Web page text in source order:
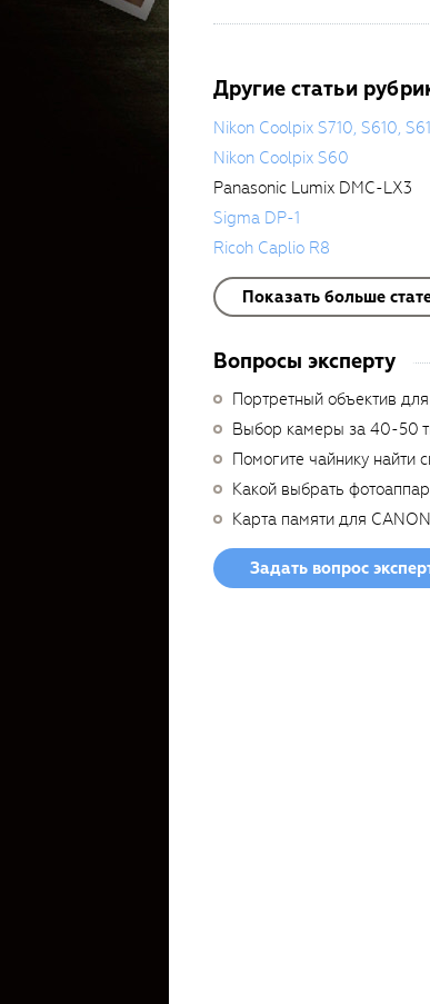
Другие статьи
Nikon Coolpix S710, S610,
Nikon Coolpix S60
Panasonic Lumix DMC-LX3
Sigma DP-1
Ricoh Caplio R8
Показать больше
Вопросы эксперту
Портретный объектив
Выбор камеры за 40-50
Помогите чайнику найти
Какой выбрать
Карта памяти для
Задать вопрос